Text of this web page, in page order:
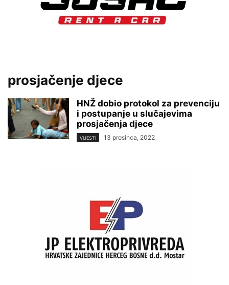
prosjačenje djece
HNŽ dobio protokol za prevenciju
i postupanje u slučajevima
prosjačenja djece
VIJESTI 13 prosinca, 2022